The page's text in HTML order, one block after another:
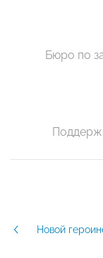
Бюро по
Новой